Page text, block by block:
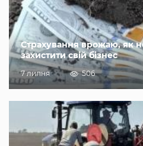
Страхування врожаю, як
захистити свій бізнес
7 липня 506